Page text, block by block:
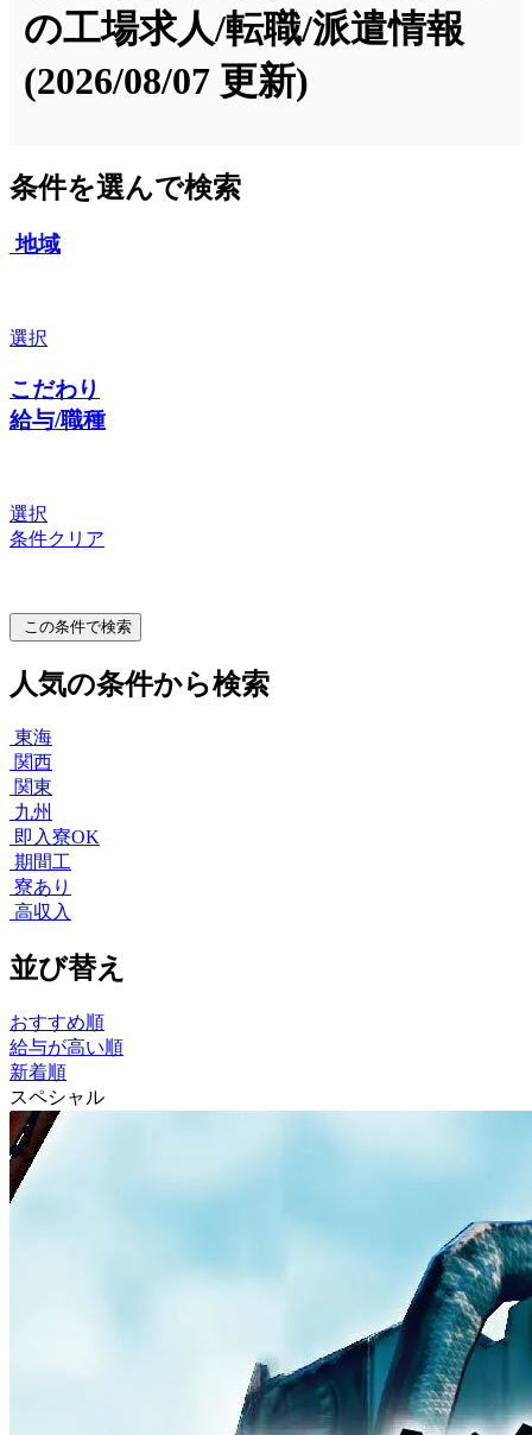
の工場求人/転職/派遣情報
(2026/08/07 更新)
条件を選んで検索
地域
選択
こだわり
給与/職種
選択
条件クリア
この条件で検索
人気の条件から検索
東海
関西
関東
九州
即入寮OK
期間工
寮あり
高収入
並び替え
おすすめ順
給与が高い順
新着順
スペシャル